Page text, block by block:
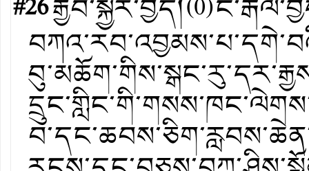
#26རྒྱབ་སྐྱོར་བྱེད།(0)